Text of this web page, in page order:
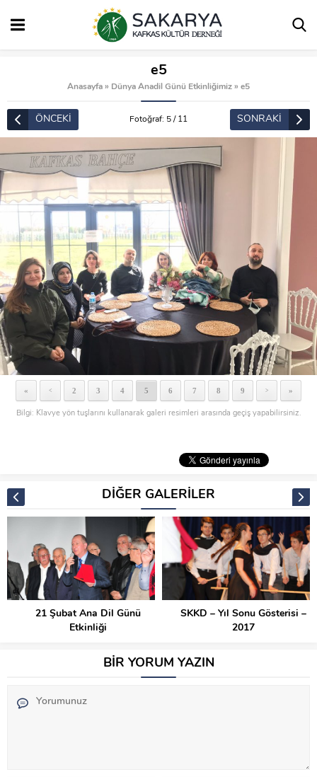
e5
Anasayfa » Dünya Anadil Günü Etkinliğimiz » e5
ÖNCEKİ Fotoğraf: 5 / 11 SONRAKİ
« < 2 3 4 5 6 7 8 9 > »
Bilgi: Klavye yön tuşlarını kullanarak galeri resimleri arasında geçiş yapabilirsiniz.
DİĞER GALERİLER
21 Şubat Ana Dil Günü
Etkinliği
SKKD – Yıl Sonu Gösterisi –
2017
BİR YORUM YAZIN